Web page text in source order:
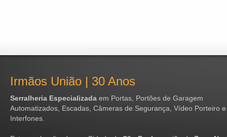
Irmãos União | 30 Anos
Serralheria Especializada em Portas, Portões de Garagem
Automatizados, Escadas, Câmeras de Segurança, Vídeo Porteiro e
Interfones.